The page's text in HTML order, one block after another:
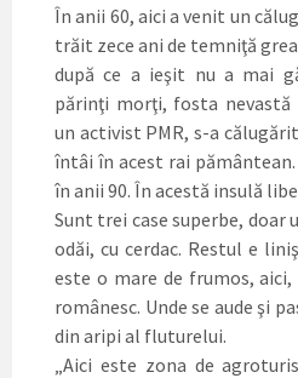
În anii 60, aici a venit un
trăit zece ani de temniţă
după ce a ieşit nu a mai
părinţi morţi, fosta nevastă
un activist PMR, s-a
întâi în acest rai
în anii 90. În acestă insulă
Sunt trei case superbe, doar
odăi, cu cerdac. Restul e
este o mare de frumos,
românesc. Unde se aude şi
din aripi al fluturelui.
„Aici este zona de